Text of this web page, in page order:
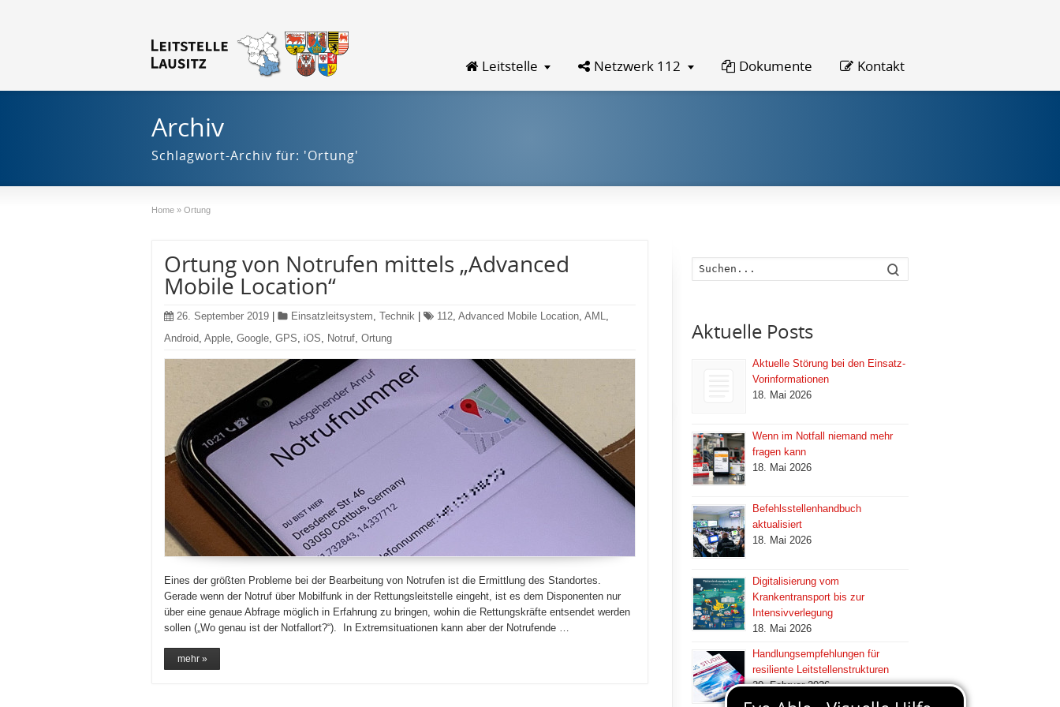
Leitstelle Netzwerk 112 Dokumente Kontakt
Archiv
Schlagwort-Archiv für: 'Ortung'
Home » Ortung
Ortung von Notrufen mittels „Advanced
Mobile Location“
26. September 2019 Einsatzleitsystem, Technik 112, Advanced Mobile Location, AML,
Android, Apple, Google, GPS, iOS, Notruf, Ortung
Eines der größten Probleme bei der Bearbeitung von Notrufen ist die Ermittlung des Standortes.
Gerade wenn der Notruf über Mobilfunk in der Rettungsleitstelle eingeht, ist es dem Disponenten nur
über eine genaue Abfrage möglich in Erfahrung zu bringen, wohin die Rettungskräfte entsendet werden
sollen („Wo genau ist der Notfallort?“). In Extremsituationen kann aber der Notrufende …
mehr »
Aktuelle Posts
Aktuelle Störung bei den Einsatz-
Vorinformationen
18. Mai 2026
Wenn im Notfall niemand mehr
fragen kann
18. Mai 2026
Befehlsstellenhandbuch
aktualisiert
18. Mai 2026
Digitalisierung vom
Krankentransport bis zur
Intensivverlegung
18. Mai 2026
Handlungsempfehlungen für
resiliente Leitstellenstrukturen
20. Februar 2026